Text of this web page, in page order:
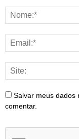
Salvar meus dados
comentar.